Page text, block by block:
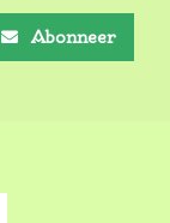
Abonneer